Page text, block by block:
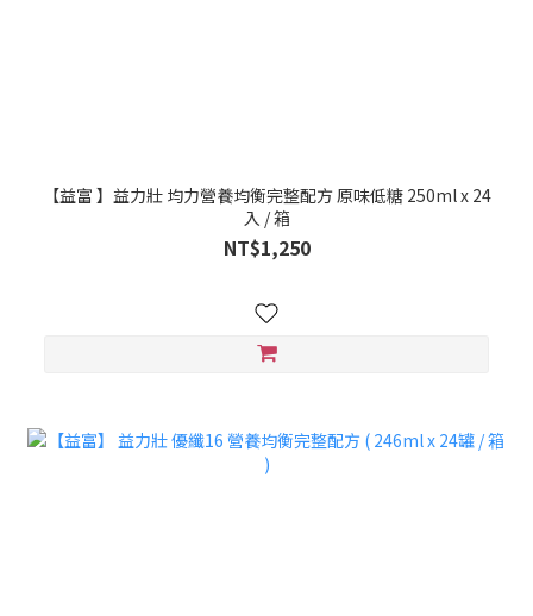
【益富 】益力壯 均力營養均衡完整配方 原味低糖 250ml x 24
入 / 箱
NT$1,250